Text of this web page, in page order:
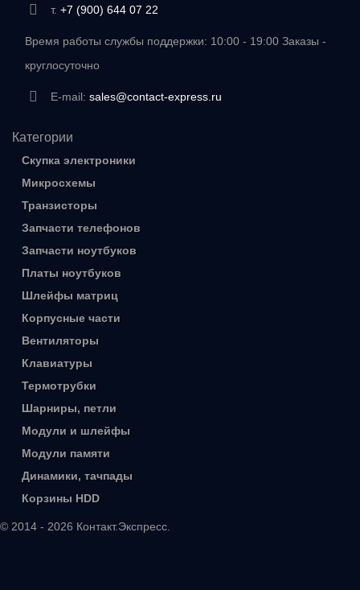
т. +7 (900) 644 07 22
Время работы службы поддержки: 10:00 - 19:00 Заказы -
круглосуточно
E-mail: sales@contact-express.ru
Категории
Скупка электроники
Микросхемы
Транзисторы
Запчасти телефонов
Запчасти ноутбуков
Платы ноутбуков
Шлейфы матриц
Корпусные части
Вентиляторы
Клавиатуры
Термотрубки
Шарниры, петли
Модули и шлейфы
Модули памяти
Динамики, тачпады
Корзины HDD
© 2014 - 2026 Контакт.Экспресс.